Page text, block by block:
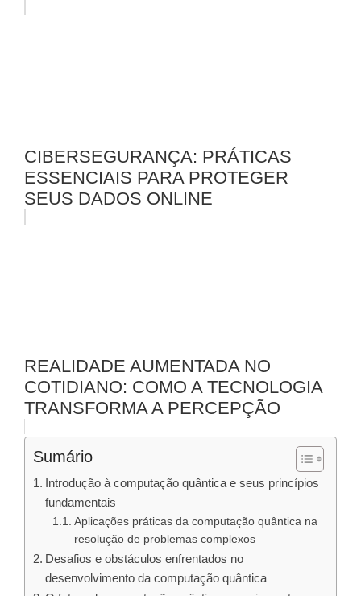
CIBERSEGURANÇA: PRÁTICAS
ESSENCIAIS PARA PROTEGER
SEUS DADOS ONLINE
REALIDADE AUMENTADA NO
COTIDIANO: COMO A TECNOLOGIA
TRANSFORMA A PERCEPÇÃO
Sumário
Introdução à computação quântica e seus princípios
fundamentais
Aplicações práticas da computação quântica na
resolução de problemas complexos
Desafios e obstáculos enfrentados no
desenvolvimento da computação quântica